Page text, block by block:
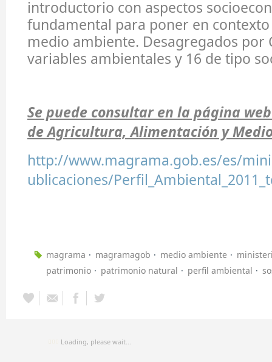
introductorio con aspectos
fundamental para poner en
medio ambiente. Desagregados por
variables ambientales y 16 de tipo
Se puede consultar en la página
de Agricultura, Alimentación y
http://www.magrama.gob.es/es/
ublicaciones/
magrama magramagob medio ambiente
patrimonio
patrimonio natural perfil ambiental
Loading, please wait...